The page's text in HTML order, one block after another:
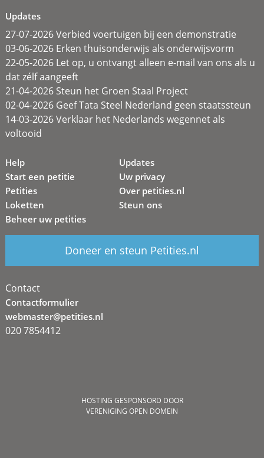
Updates
27-07-2026 Verbied voertuigen bij een demonstratie
03-06-2026 Erken thuisonderwijs als onderwijsvorm
22-05-2026 Let op, u ontvangt alleen e-mail van ons als u
dat zélf aangeeft
21-04-2026 Steun het Groen Staal Project
02-04-2026 Geef Tata Steel Nederland geen staatssteun
14-03-2026 Verklaar het Nederlands wegennet als
voltooid
Help
Start een petitie
Petities
Loketten
Beheer uw petities
Updates
Uw privacy
Over petities.nl
Steun ons
Doneer en steun Petities.nl
Contact
Contactformulier
webmaster@petities.nl
020 7854412
HOSTING GESPONSORD DOOR
VERENIGING OPEN DOMEIN